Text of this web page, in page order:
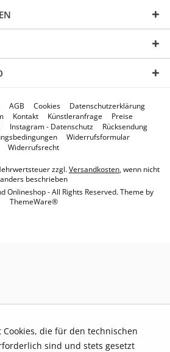
AGB Cookies
Datenschutzerklärung
Kontakt Künstleranfrage
Preise
Instagram - Datenschutz
Rücksendung
Widerrufsformular
Widerrufsrecht
zzgl.Versandkosten, wenn nicht
anders beschrieben
Onlineshop - All Rights Reserved. Theme by
ThemeWare®
Cookies, die für den technischen
sind und stets gesetzt